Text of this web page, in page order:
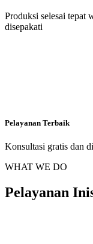
Produksi selesai tepat
disepakati
Pelayanan Terbaik
Konsultasi gratis dan
WHAT WE DO
Pelayanan